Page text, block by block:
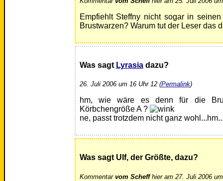
Empfiehlt Steffny nicht sogar in
Brustwarzen? Warum tut der Leser das
Was sagt Lyrasiadazu?
26. Juli 2006 um 16 Uhr 12 (Permalink)
hm, wie wäre es denn für die
Körbchengröße A ?
ne, passt trotzdem nicht ganz
Was sagt Ulf, der Größte, dazu?
Kommentar vom Scheffhier am 27. Juli 2006